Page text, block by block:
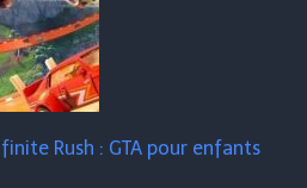
Rush : GTA pour enfants